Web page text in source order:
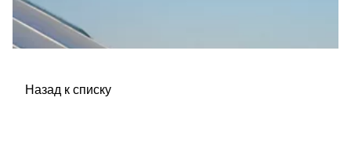
Назад к списку